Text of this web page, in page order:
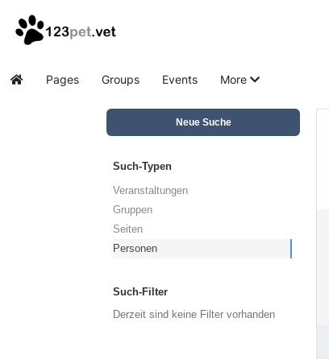
Home Pages Groups Events More
Neue Suche
Such-Typen
Veranstaltungen
Gruppen
Seiten
Personen
Such-Filter
Derzeit sind keine Filter vorhanden